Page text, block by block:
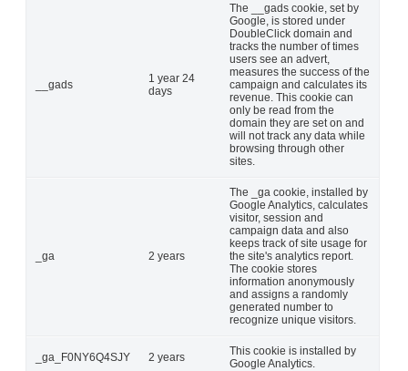
__gads
1 year 24
days
The __gads cookie, set by
Google, is stored under
DoubleClick domain and
tracks the number of times
users see an advert,
measures the success of the
campaign and calculates its
revenue. This cookie can
only be read from the
domain they are set on and
will not track any data while
browsing through other
sites.
_ga 2 years
The _ga cookie, installed by
Google Analytics, calculates
visitor, session and
campaign data and also
keeps track of site usage for
the site's analytics report.
The cookie stores
information anonymously
and assigns a randomly
generated number to
recognize unique visitors.
_ga_F0NY6Q4SJY 2 years
This cookie is installed by
Google Analytics.